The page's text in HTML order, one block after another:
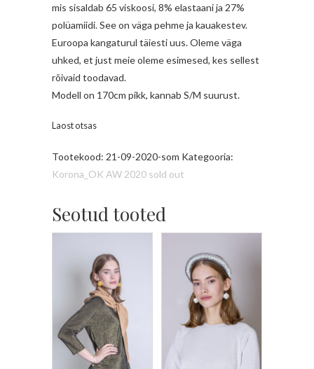
mis sisaldab 65 viskoosi, 8% elastaani ja 27%
polüamiidi. See on väga pehme ja kauakestev.
Euroopa kangaturul täiesti uus. Oleme väga
uhked, et just meie oleme esimesed, kes sellest
rõivaid toodavad.
Modell on 170cm pikk, kannab S/M suurust.
Laost otsas
Tootekood: 21-09-2020-som Kategooria:
Korona_OK AW 2020 sold out
Seotud tooted